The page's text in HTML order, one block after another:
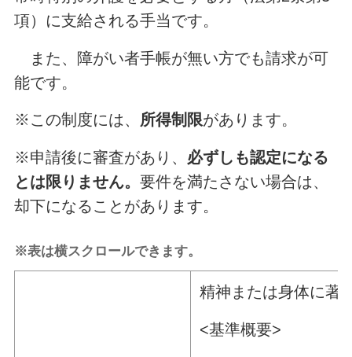
項）に支給される手当です。
また、障がい者手帳が無い方でも請求が可
能です。
※この制度には、 所得制限があります。
※申請後に審査があり、 必ずしも認定になる
とは限りません。 要件を満たさない場合は、
却下になることがあります。
※表は横スクロールできます。
精神または身体に著
<基準概要>